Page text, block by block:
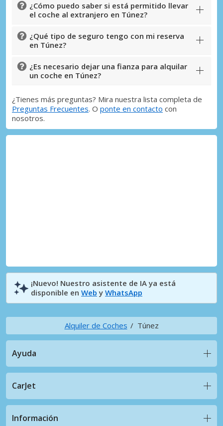
¿Cómo puedo saber si está permitido llevar
el coche al extranjero en Túnez?
¿Qué tipo de seguro tengo con mi reserva
en Túnez?
¿Es necesario dejar una fianza para alquilar
un coche en Túnez?
¿Tienes más preguntas? Mira nuestra lista completa de
Preguntas Frecuentes. O ponte en contacto con
nosotros.
¡Nuevo! Nuestro asistente de IA ya está
disponible en Web y WhatsApp
Alquiler de Coches Túnez
Ayuda
CarJet
Información